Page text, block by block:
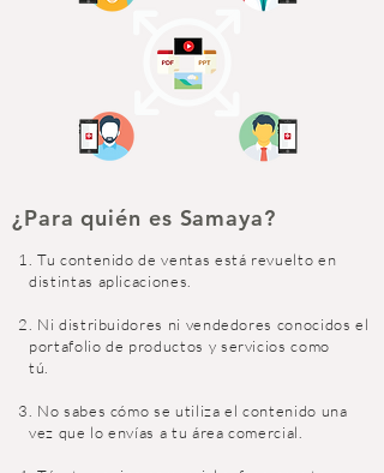
¿Para quién es Samaya?
1. Tu contenido de ventas está revuelto en
distintas aplicaciones.
2. Ni distribuidores ni vendedores conocidos el
portafolio de productos y servicios como
tú.
3. No sabes cómo se utiliza el contenido una
vez que lo envías a tu área comercial.